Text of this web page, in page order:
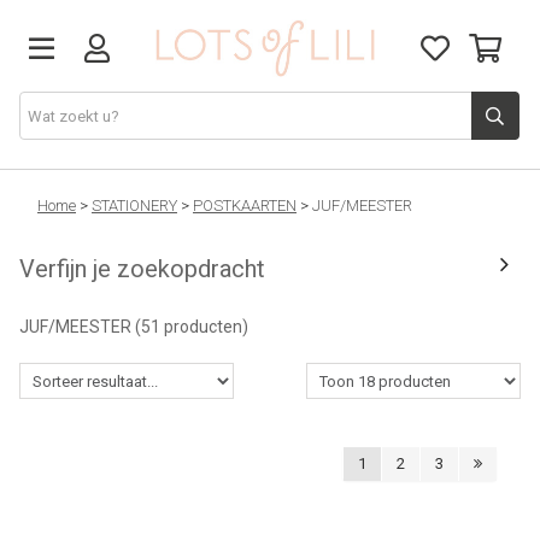
VADERDAG
SOLDEN
GIFT STUDIO
AGENDA'S 2026
Home > STATIONERY > POSTKAARTEN > JUF/MEESTER
Verfijn je zoekopdracht
JUF/MEESTER (51 producten)
1 2 3